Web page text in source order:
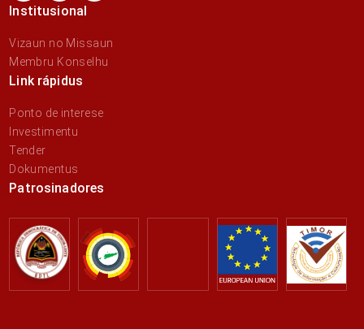
Institusional
Vizaun no Missaun
Membru Konselhu
Link rápidus
Ponto de interese
Investimentu
Tender
Dokumentus
Patrosinadores